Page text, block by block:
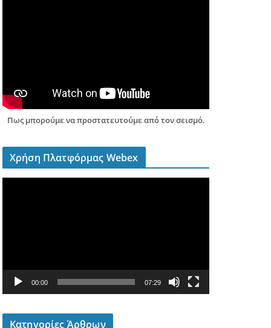
Πως μπορούμε να προστατευτούμε από τον σεισμό.
Χρήση Πλατφόρμας Webex
00:00 07:29
Κατηγορίες Άρθρων